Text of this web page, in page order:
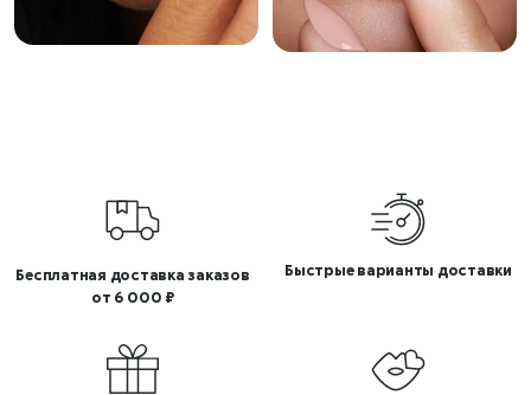
Бесплатная доставка заказов
от 6 000 ₽
Быстрые варианты доставки